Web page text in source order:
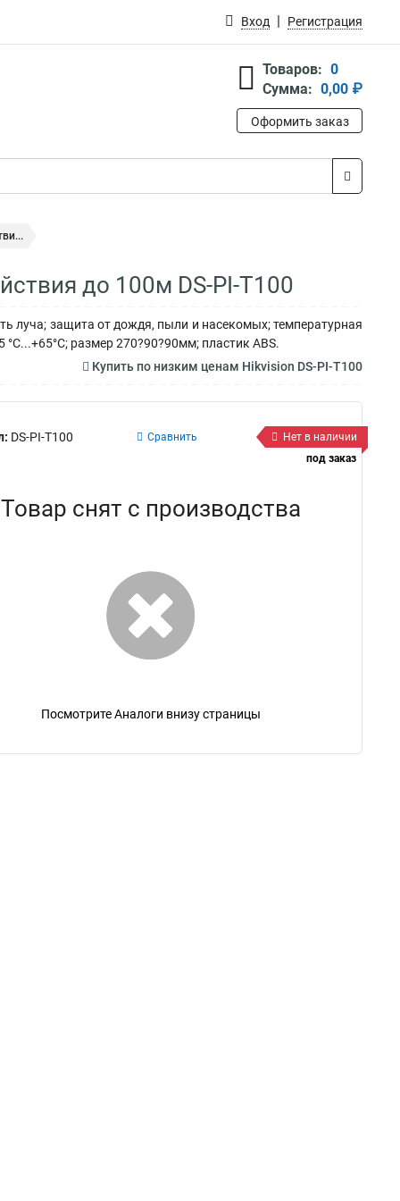
Вход Регистрация
Товаров: 0
Сумма: 0,00 ₽
Оформить заказ
до 100м DS-PI-T100
луча; защита от дождя, пыли и насекомых; температурная
размер 270?90?90мм; пластик ABS.
Купить по низким ценам Hikvision DS-PI-T100
DS-PI-T100 Сравнить
Нет в наличии
под заказ
Товар снят с производства
Посмотрите Аналоги внизу страницы